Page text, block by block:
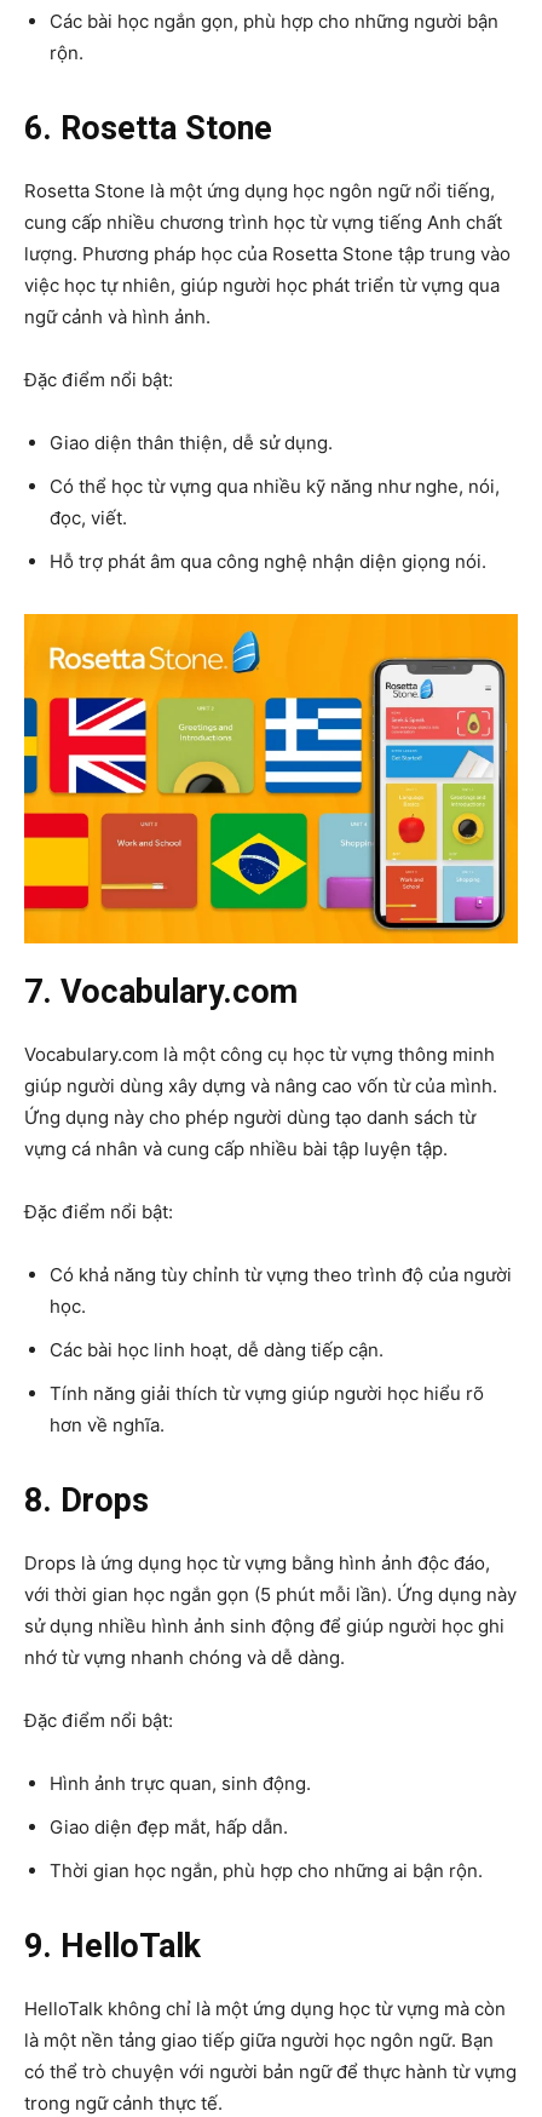
Các bài học ngắn gọn, phù hợp cho những người bận
rộn.
6. Rosetta Stone
Rosetta Stone là một ứng dụng học ngôn ngữ nổi tiếng,
cung cấp nhiều chương trình học từ vựng tiếng Anh chất
lượng. Phương pháp học của Rosetta Stone tập trung vào
việc học tự nhiên, giúp người học phát triển từ vựng qua
ngữ cảnh và hình ảnh.
Đặc điểm nổi bật:
Giao diện thân thiện, dễ sử dụng.
Có thể học từ vựng qua nhiều kỹ năng như nghe, nói,
đọc, viết.
Hỗ trợ phát âm qua công nghệ nhận diện giọng nói.
7. Vocabulary.com
Vocabulary.com là một công cụ học từ vựng thông minh
giúp người dùng xây dựng và nâng cao vốn từ của mình.
Ứng dụng này cho phép người dùng tạo danh sách từ
vựng cá nhân và cung cấp nhiều bài tập luyện tập.
Đặc điểm nổi bật:
Có khả năng tùy chỉnh từ vựng theo trình độ của người
học.
Các bài học linh hoạt, dễ dàng tiếp cận.
Tính năng giải thích từ vựng giúp người học hiểu rõ
hơn về nghĩa.
8. Drops
Drops là ứng dụng học từ vựng bằng hình ảnh độc đáo,
với thời gian học ngắn gọn (5 phút mỗi lần). Ứng dụng này
sử dụng nhiều hình ảnh sinh động để giúp người học ghi
nhớ từ vựng nhanh chóng và dễ dàng.
Đặc điểm nổi bật:
Hình ảnh trực quan, sinh động.
Giao diện đẹp mắt, hấp dẫn.
Thời gian học ngắn, phù hợp cho những ai bận rộn.
9. HelloTalk
HelloTalk không chỉ là một ứng dụng học từ vựng mà còn
là một nền tảng giao tiếp giữa người học ngôn ngữ. Bạn
có thể trò chuyện với người bản ngữ để thực hành từ vựng
trong ngữ cảnh thực tế.